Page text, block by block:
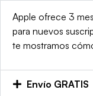
Apple ofrece 3
para nuevos
te mostramos
Envío GRATIS